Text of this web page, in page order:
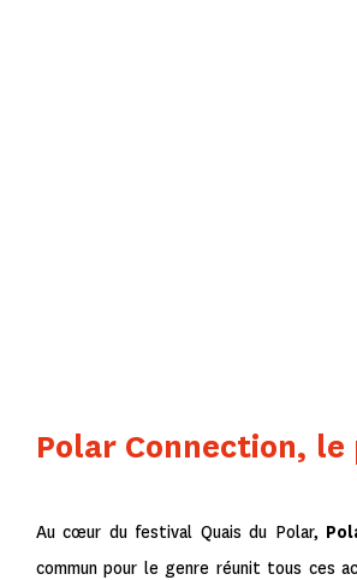
Polar Connection,
Au cœur du festival Quais du Polar,
commun pour le genre réunit tous ces